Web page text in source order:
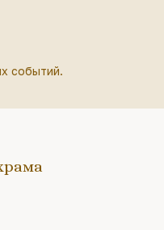
событий.